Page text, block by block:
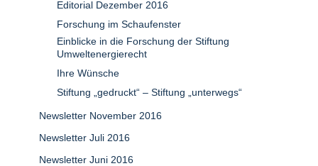
Editorial Dezember 2016
Forschung im Schaufenster
Einblicke in die Forschung der Stiftung
Umweltenergierecht
Ihre Wünsche
Stiftung „gedruckt“ – Stiftung „unterwegs“
Newsletter November 2016
Newsletter Juli 2016
Newsletter Juni 2016